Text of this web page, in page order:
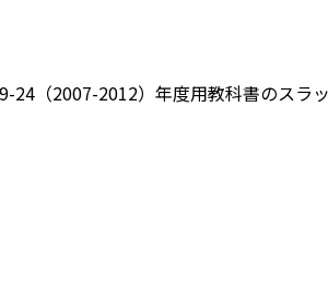
24（2007-2012）年度用教科書のス